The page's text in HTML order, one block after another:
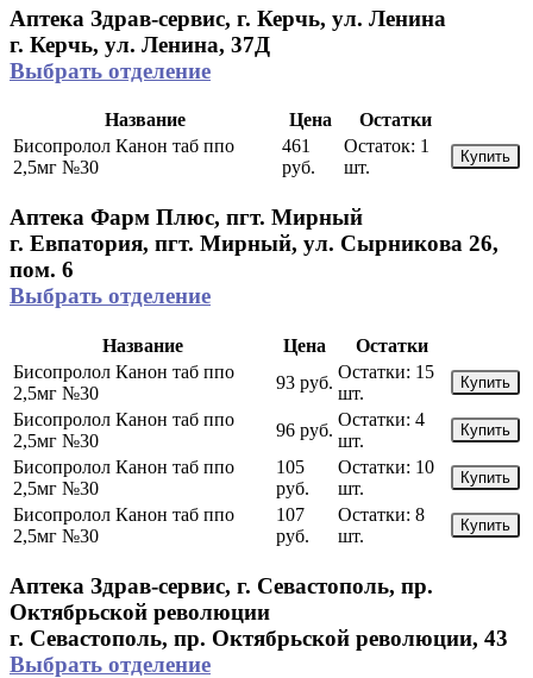
Аптека Здрав-сервис, г. Керчь, ул. Ленина
г. Керчь, ул. Ленина, 37Д
Выбрать отделение
Название Цена
Остатки
Бисопролол Канон таб ппо
2,5мг №30
461
руб.
Остаток: 1
шт.
Купить
Аптека Фарм Плюс, пгт. Мирный
г. Евпатория, пгт. Мирный, ул. Сырникова 26,
пом. 6
Выбрать отделение
Название Цена
Остатки
Бисопролол Канон таб ппо
2,5мг №30
93 руб.
Остатки: 15
шт.
Купить
Бисопролол Канон таб ппо
2,5мг №30
96 руб.
Остатки: 4
шт.
Купить
Бисопролол Канон таб ппо
2,5мг №30
105
руб.
Остатки: 10
шт.
Купить
Бисопролол Канон таб ппо
2,5мг №30
107
руб.
Остатки: 8
шт.
Купить
Аптека Здрав-сервис, г. Севастополь, пр.
Октябрьской революции
г. Севастополь, пр. Октябрьской революции, 43
Выбрать отделение